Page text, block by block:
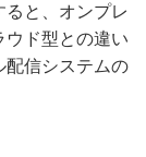
ると、オンプレ
ウド型との違い
配信システムの